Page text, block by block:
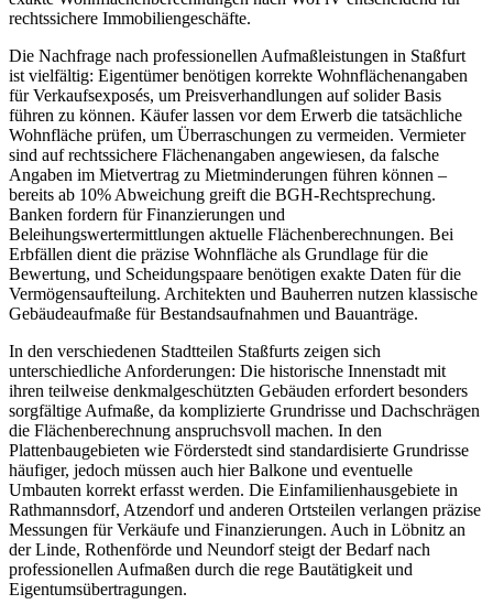
rechtssichere Immobiliengeschäfte.
Die Nachfrage nach professionellen Aufmaßleistungen in Staßfurt
ist vielfältig: Eigentümer benötigen korrekte Wohnflächenangaben
für Verkaufsexposés, um Preisverhandlungen auf solider Basis
führen zu können. Käufer lassen vor dem Erwerb die tatsächliche
Wohnfläche prüfen, um Überraschungen zu vermeiden. Vermieter
sind auf rechtssichere Flächenangaben angewiesen, da falsche
Angaben im Mietvertrag zu Mietminderungen führen können –
bereits ab 10% Abweichung greift die BGH-Rechtsprechung.
Banken fordern für Finanzierungen und
Beleihungswertermittlungen aktuelle Flächenberechnungen. Bei
Erbfällen dient die präzise Wohnfläche als Grundlage für die
Bewertung, und Scheidungspaare benötigen exakte Daten für die
Vermögensaufteilung. Architekten und Bauherren nutzen klassische
Gebäudeaufmaße für Bestandsaufnahmen und Bauanträge.
In den verschiedenen Stadtteilen Staßfurts zeigen sich
unterschiedliche Anforderungen: Die historische Innenstadt mit
ihren teilweise denkmalgeschützten Gebäuden erfordert besonders
sorgfältige Aufmaße, da komplizierte Grundrisse und Dachschrägen
die Flächenberechnung anspruchsvoll machen. In den
Plattenbaugebieten wie Förderstedt sind standardisierte Grundrisse
häufiger, jedoch müssen auch hier Balkone und eventuelle
Umbauten korrekt erfasst werden. Die Einfamilienhausgebiete in
Rathmannsdorf, Atzendorf und anderen Ortsteilen verlangen präzise
Messungen für Verkäufe und Finanzierungen. Auch in Löbnitz an
der Linde, Rothenförde und Neundorf steigt der Bedarf nach
professionellen Aufmaßen durch die rege Bautätigkeit und
Eigentumsübertragungen.